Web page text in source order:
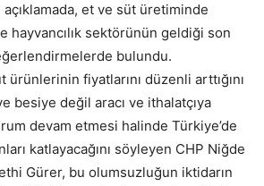
açıklamada, et ve süt üretiminde
hayvancılık sektörünün geldiği son
bulundu.
fiyatlarını düzenli arttığını
besiye değil aracı ve ithalatçıya
devam etmesi halinde Türkiye’de
katlayacağını söyleyen CHP Niğde
Gürer, bu olumsuzluğun iktidarın